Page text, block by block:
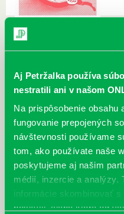
Aj Petržalka používa
nestratili ani v našom
Na prispôsobenie obsahu
fungovanie prepojených
návštevnosti používame
tom, ako používate naše
poskytujeme aj našim
médií, inzercie a analýzy.
informácie skombinovať
poskytli, alebo ktoré od